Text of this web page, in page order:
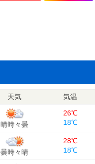
天気 気温
晴時々曇
26℃
18℃
曇時々晴
28℃
18℃